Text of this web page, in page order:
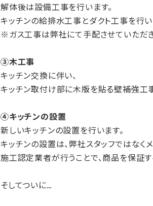
解体後は設備工事を行います。
キッチンの給排水工事とダクト工事を行い
※ガス工事は弊社にて手配させていただき
③木工事
キッチン交換に伴い、
キッチン取付け部に木版を貼る壁補強工
④キッチンの設置
新しいキッチンの設置を行います。
キッチンの設置は、弊社スタッフではな
施工認定業者が行うことで、商品を保証す
そしてついに…